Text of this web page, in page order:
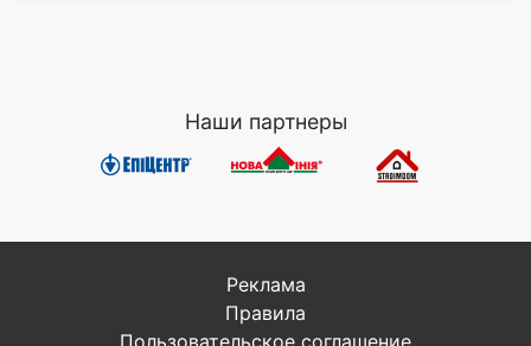
Наши партнеры
Реклама
Правила
Пользовательское соглашение